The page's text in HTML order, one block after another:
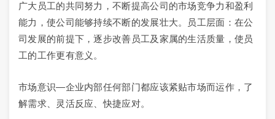
广大员工的共同努力，不断提高公司的市场竞争力和盈利
能力，使公司能够持续不断的发展壮大。员工层面：在公
司发展的前提下，逐步改善员工及家属的生活质量，使员
工的工作更有意义。
市场意识—企业内部任何部门都应该紧贴市场而运作，了
解需求、灵活反应、快捷应对。